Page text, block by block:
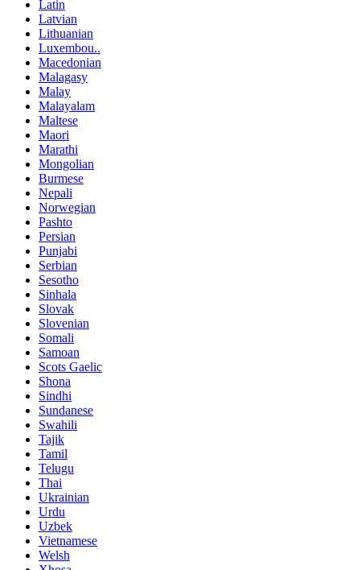
Latin
Latvian
Lithuanian
Luxembou..
Macedonian
Malagasy
Malay
Malayalam
Maltese
Maori
Marathi
Mongolian
Burmese
Nepali
Norwegian
Pashto
Persian
Punjabi
Serbian
Sesotho
Sinhala
Slovak
Slovenian
Somali
Samoan
Scots Gaelic
Shona
Sindhi
Sundanese
Swahili
Tajik
Tamil
Telugu
Thai
Ukrainian
Urdu
Uzbek
Vietnamese
Welsh